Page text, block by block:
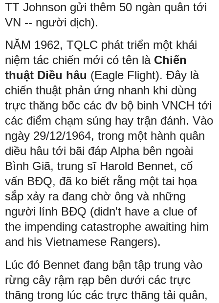
TT Johnson gửi thêm 50 ngàn quân tới
VN -- người dịch).
NĂM 1962, TQLC phát triển một khái
niệm tác chiến mới có tên là Chiến
thuật Diều hâu (Eagle Flight). Đây là
chiến thuật phản ứng nhanh khi dùng
trực thăng bốc các đv bộ binh VNCH tới
các điểm chạm súng hay trận đánh. Vào
ngày 29/12/1964, trong một hành quân
diều hâu tới bãi đáp Alpha bên ngoài
Bình Giã, trung sĩ Harold Bennet, cố
vấn BĐQ, đã ko biết rằng một tai họa
sắp xảy ra đang chờ ông và những
người lính BĐQ (didn't have a clue of
the impending catastrophe awaiting him
and his Vietnamese Rangers).
Lúc đó Bennet đang bận tập trung vào
rừng cây rậm rạp bên dưới các trực
thăng trong lúc các trực thăng tải quân,